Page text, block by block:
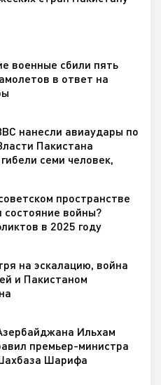
военные сбили пять
в ответ на
нанесли авиаудары по
Пакистана
семи человек,
детей
пространстве
состояние войны?
в 2025 году
на эскалацию, война
и Пакистаном
Ильхам
премьер-министра
Шарифа